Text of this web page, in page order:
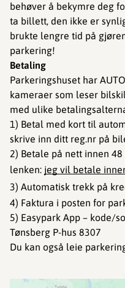
behøver å bekymre deg
ta billett, den ikke er
brukte lengre tid på
parkering!
Betaling
Parkeringshuset har
kameraer som leser
med ulike
1) Betal med kort til
skrive inn ditt reg.nr på
2) Betale på nett innen
lenken: jeg vil betale
3) Automatisk trekk på
4) Faktura i posten for
5) Easypark App – kode/
Tønsberg P-hus 8307
Du kan også leie